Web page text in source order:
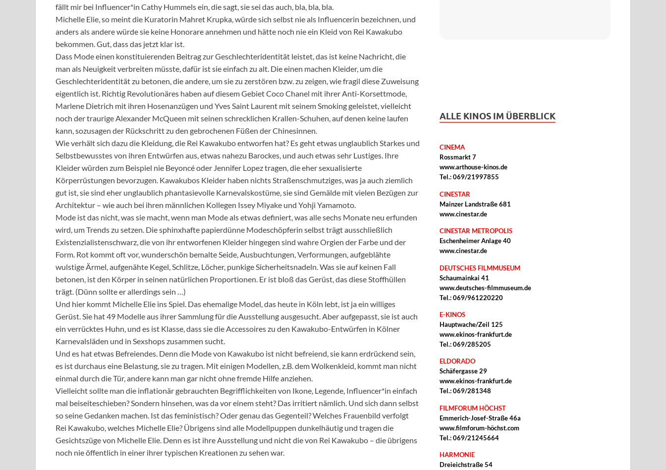
fällt mir bei Influencer*in Cathy Hummels ein, die sagt, sie sei das auch, bla, bla, bla.
Michelle Elie, so meint die Kuratorin Mahret Krupka, würde sich selbst nie als Influencerin bezeichnen, und
anders als andere würde sie keine Honorare annehmen und hätte noch nie ein Kleid von Rei Kawakubo
bekommen. Gut, dass das jetzt klar ist.
Dass Mode einen konstituierenden Beitrag zur Geschlechteridentität leistet, das ist keine Nachricht, die
man als Neuigkeit verbreiten müsste, dafür ist sie einfach zu alt. Die einen machen Kleider, um die
Geschlechteridentität zu betonen, die andere, um sie zu zerstören bzw. zu zeigen, wie fragil diese Zuweisung
eigentlich ist. Richtig Revolutionäres haben auf diesem Gebiet Coco Chanel mit ihrer Anti-Korsettmode,
Marlene Dietrich mit ihren Hosenanzügen und Yves Saint Laurent mit seinem Smoking geleistet, vielleicht
noch der traurige Alexander McQueen mit seinen schrecklichen Krallen-Schuhen, auf denen keine laufen
kann, sozusagen der Rückschritt zu den gebrochenen Füßen der Chinesinnen.
Wie verhält sich dazu die Kleidung, die Rei Kawakubo entworfen hat? Es geht etwas unglaublich Starkes und
Selbstbewusstes von ihren Entwürfen aus, etwas nahezu Barockes, und auch etwas sehr Lustiges. Ihre
Kleider würden zum Beispiel nie Beyoncé oder Jennifer Lopez tragen, die eher sexualisierte
Körperrüstungen bevorzugen. Kawakubos Kleider haben nichts Straßenschmutziges, was ja auch ziemlich
gut ist, sie sind eher unglaublich phantasievolle Karnevalskostüme, sie sind Gemälde mit vielen Bezügen zur
Architektur – wie auch bei ihren männlichen Kollegen Issey Miyake und Yohji Yamamoto.
Mode ist das nicht, was sie macht, wenn man Mode als etwas definiert, was alle sechs Monate neu erfunden
wird, um Trends zu setzen. Die sphinxhafte papierdünne Modeschöpferin selbst trägt ausschließlich
Existenzialistenschwarz, die von ihr entworfenen Kleider hingegen sind wahre Orgien der Farbe und der
Form. Rot kommt oft vor, wunderschön bemalte Seide, Ausbuchtungen, Verformungen, aufgeblähte
wulstige Ärmel, aufgenähte Kegel, Schlitze, Löcher, punkige Sicherheitsnadeln. Was sie auf keinen Fall
betonen, ist den Körper in seinen natürlichen Proportionen. Er ist bloß das Gerüst, das diese Stoffhüllen
trägt. (Dünn sollte er allerdings sein …)
Und hier kommt Michelle Elie ins Spiel. Das ehemalige Model, das heute in Köln lebt, ist ja ein williges
Gerüst. Sie hat 49 Modelle aus ihrer Sammlung für die Ausstellung ausgesucht. Aber aufgepasst, sie ist auch
ein verrücktes Huhn, und es ist Klasse, dass sie die Accessoires zu den Kawakubo-Entwürfen in Kölner
Karnevalsläden und in Sexshops zusammen sucht.
Und es hat etwas Befreiendes. Denn die Mode von Kawakubo ist nicht befreiend, sie kann erdrückend sein,
es ist durchaus eine Belastung, sie zu tragen. Mit einigen Modellen, z.B. dem Wolkenkleid, kommt man nicht
einmal durch die Tür, andere kann man gar nicht ohne fremde Hilfe anziehen.
Vielleicht sollte man die inflationär gebrauchten Begrifflichkeiten von Ikone, Legende, Influencer*in einfach
mal beiseiteschieben? Sondern hinsehen, was da vor einem steht? Das irritiert nämlich. Und sich dann selbst
so seine Gedanken machen. Ist das feministisch? Oder genau das Gegenteil? Welches Frauenbild verfolgt
Rei Kawakubo, welches Michelle Elie? Übrigens sind alle Modellpuppen dunkelhäutig und tragen die
Gesichtszüge von Michelle Elie. Denn es ist ihre Ausstellung und nicht die von Rei Kawakubo – die übrigens
noch nie öffentlich in einer ihrer typischen Kreationen zu sehen war.
ALLE KINOS IM ÜBERBLICK
CINEMA
Rossmarkt 7
www.arthouse-kinos.de
Tel.: 069/21997855
CINESTAR
Mainzer Landstraße 681
www.cinestar.de
CINESTAR METROPOLIS
Eschenheimer Anlage 40
www.cinestar.de
DEUTSCHES FILMMUSEUM
Schaumainkai 41
www.deutsches-filmmuseum.de
Tel.: 069/961220220
E-KINOS
Hauptwache/Zeil 125
www.ekinos-frankfurt.de
Tel.: 069/285205
ELDORADO
Schäfergasse 29
www.ekinos-frankfurt.de
Tel.: 069/281348
FILMFORUM HÖCHST
Emmerich-Josef-Straße 46a
www.filmforum-höchst.com
Tel.: 069/21245664
HARMONIE
Dreieichstraße 54